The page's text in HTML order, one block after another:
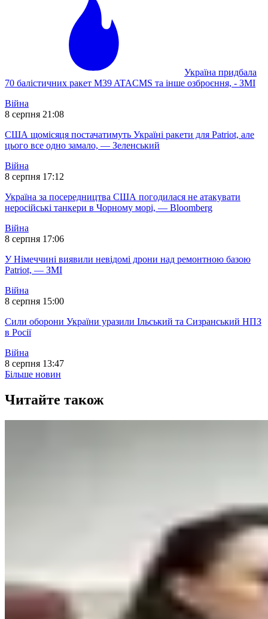
Україна придбала
70 балістичних ракет M39 ATACMS та інше озброєння, - ЗМІ
Війна
8 серпня 21:08
США щомісяця постачатимуть Україні ракети для Patriot, але
цього все одно замало, — Зеленський
Війна
8 серпня 17:12
Україна за посередництва США погодилася не атакувати
неросійські танкери в Чорному морі, — Bloomberg
Війна
8 серпня 17:06
У Німеччині виявили невідомі дрони над ремонтною базою
Patriot, — ЗМІ
Війна
8 серпня 15:00
Сили оборони України уразили Ільський та Сизранський НПЗ
в Росії
Війна
8 серпня 13:47
Більше новин
Читайте також